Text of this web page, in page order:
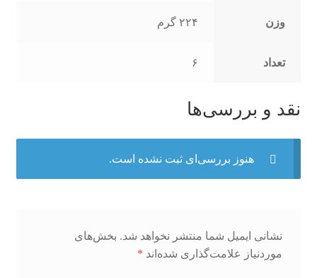
وزن ۲۲۴ گرم
تعداد ۶
نقد و بررسی‌ها
هنوز بررسی‌ای ثبت نشده است.
نشانی ایمیل شما منتشر نخواهد شد. بخش‌های
موردنیاز علامت‌گذاری شده‌اند *